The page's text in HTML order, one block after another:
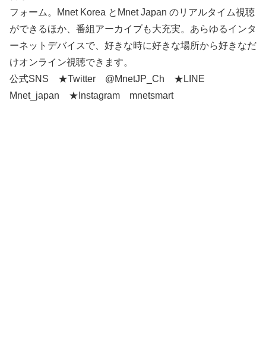
フォーム。Mnet Korea とMnet Japan のリアルタイム視聴
ができるほか、番組アーカイブも大充実。あらゆるインタ
ーネットデバイスで、好きな時に好きな場所から好きなだ
けオンライン視聴できます。
公式SNS ★Twitter @MnetJP_Ch ★LINE
Mnet_japan ★Instagram mnetsmart